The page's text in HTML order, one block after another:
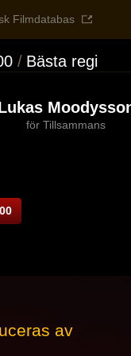
Filmdatabas
Bästa regi
för Tillsammans
av